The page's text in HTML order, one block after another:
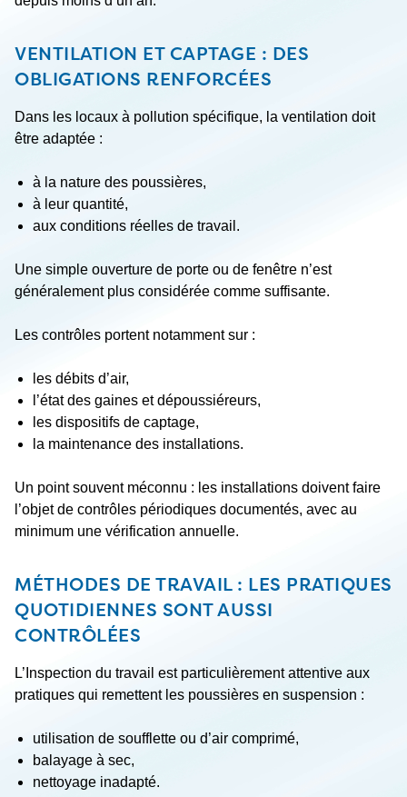
VENTILATION ET CAPTAGE : DES
OBLIGATIONS RENFORCÉES
Dans les locaux à pollution spécifique, la ventilation doit
être adaptée :
à la nature des poussières,
à leur quantité,
aux conditions réelles de travail.
Une simple ouverture de porte ou de fenêtre n’est
généralement plus considérée comme suffisante.
Les contrôles portent notamment sur :
les débits d’air,
l’état des gaines et dépoussiéreurs,
les dispositifs de captage,
la maintenance des installations.
Un point souvent méconnu : les installations doivent faire
l’objet de contrôles périodiques documentés, avec au
minimum une vérification annuelle.
MÉTHODES DE TRAVAIL : LES PRATIQUES
QUOTIDIENNES SONT AUSSI
CONTRÔLÉES
L’Inspection du travail est particulièrement attentive aux
pratiques qui remettent les poussières en suspension :
utilisation de soufflette ou d’air comprimé,
balayage à sec,
nettoyage inadapté.